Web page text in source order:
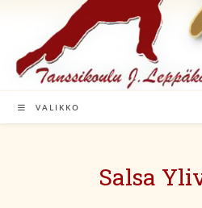
VALIKKO
Salsa